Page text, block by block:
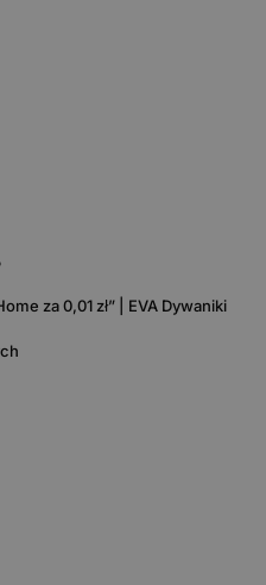
za 0,01 zł” | EVA Dywaniki